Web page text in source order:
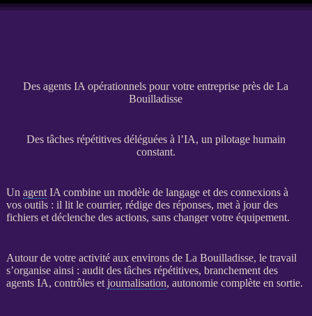
Des agents IA opérationnels pour votre entreprise près de La
Bouilladisse
Des tâches répétitives déléguées à l’IA, un pilotage humain
constant.
Un agent IA combine un modèle de langage et des connexions à
vos outils : il lit le courrier, rédige des réponses, met à jour des
fichiers et déclenche des actions, sans changer votre équipement.
Autour de votre activité aux environs de La Bouilladisse, le travail
s’organise ainsi : audit des tâches répétitives, branchement des
agents IA, contrôles et journalisation, autonomie complète en sortie.